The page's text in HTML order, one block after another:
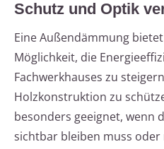
Schutz und Optik
Eine Außendämmung
Möglichkeit, die
Fachwerkhauses zu
Holzkonstruktion zu
besonders geeignet, wenn
sichtbar bleiben muss